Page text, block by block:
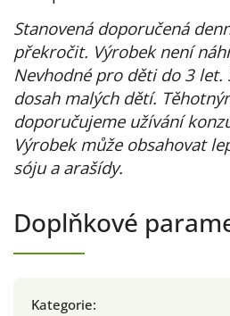
Stanovená doporučená
překročit. Výrobek není
Nevhodné pro děti do 3
dosah malých dětí.
doporučujeme užívání
Výrobek může obsahovat
sóju a arašídy.
Doplňkové
Kategorie: